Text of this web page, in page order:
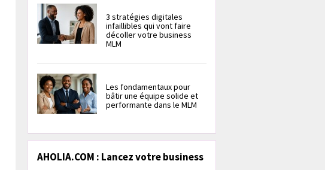
3 stratégies digitales
infaillibles qui vont faire
décoller votre business
MLM
Les fondamentaux pour
bâtir une équipe solide et
performante dans le MLM
AHOLIA.COM : Lancez votre business